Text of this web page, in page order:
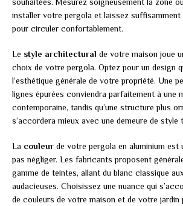
souhaitées. Mesurez soigneusement la zone
installer votre pergola et laissez suffisamment
pour circuler confortablement.
Le style architectural de votre maison joue
choix de votre pergola. Optez pour un design
l’esthétique générale de votre propriété. Une
lignes épurées conviendra parfaitement à une
contemporaine, tandis qu’une structure plus
s’accordera mieux avec une demeure de style
La couleur de votre pergola en aluminium est
pas négliger. Les fabricants proposent
gamme de teintes, allant du blanc classique
audacieuses. Choisissez une nuance qui
de couleurs de votre maison et de votre jardin